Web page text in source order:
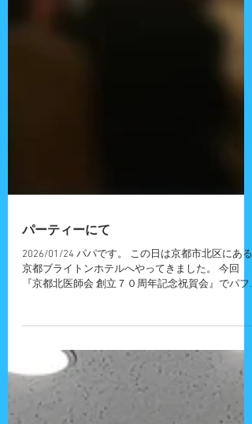
パーティーにて
『京都北医師会 創立７０周年記念祝賀会』でパフ
いた皆さん、関係者の皆さん、ありがとうございま
した。 『吉田さんちの大道芸』へのご質問・ご意
見・ご感想・出演依頼などございましたら、お気軽
に お問い合わせ ください！ また、各種イベントに
大道芸人・パフォーマー・ピエロ・マジシャン・歌